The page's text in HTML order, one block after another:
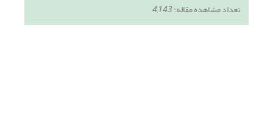
تعداد مشاهده مقاله:4,143